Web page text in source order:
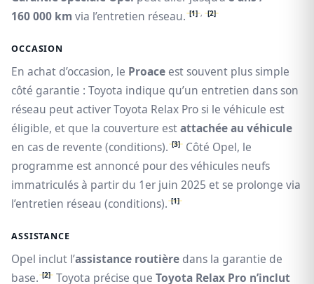
160 000 km via l’entretien réseau. [1] , [2]
OCCASION
En achat d’occasion, le Proace est souvent plus simple
côté garantie : Toyota indique qu’un entretien dans son
réseau peut activer Toyota Relax Pro si le véhicule est
éligible, et que la couverture estattachée au véhicule
en cas de revente (conditions). [3]
Côté Opel, le
programme est annoncé pour des véhicules neufs
immatriculés à partir du 1er juin 2025 et se prolonge via
l’entretien réseau (conditions). [1]
ASSISTANCE
Opel inclut l’assistance routière dans la garantie de
base. [2] Toyota précise que Toyota Relax Pro n’inclut